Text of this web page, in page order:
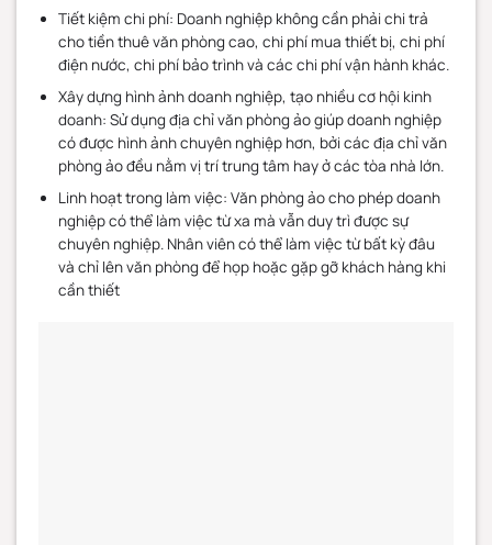
Tiết kiệm chi phí: Doanh nghiệp không cần phải chi trả
cho tiền thuê văn phòng cao, chi phí mua thiết bị, chi phí
điện nước, chi phí bảo trình và các chi phí vận hành khác.
Xây dựng hình ảnh doanh nghiệp, tạo nhiều cơ hội kinh
doanh: Sử dụng địa chỉ văn phòng ảo giúp doanh nghiệp
có được hình ảnh chuyên nghiệp hơn, bởi các địa chỉ văn
phòng ảo đều nằm vị trí trung tâm hay ở các tòa nhà lớn.
Linh hoạt trong làm việc: Văn phòng ảo cho phép doanh
nghiệp có thể làm việc từ xa mà vẫn duy trì được sự
chuyên nghiệp. Nhân viên có thể làm việc từ bất kỳ đâu
và chỉ lên văn phòng để họp hoặc gặp gỡ khách hàng khi
cần thiết